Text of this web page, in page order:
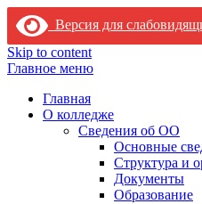
Версия для
Skip to content
Главное меню
Главная
О колледже
Сведения об ОО
Основные
Структура и
Документы
Образование